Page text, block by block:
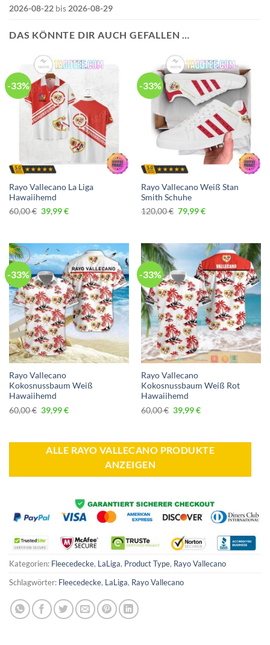
2026-08-22 bis 2026-08-29
DAS KÖNNTE DIR AUCH GEFALLEN …
-33%
Rayo Vallecano La Liga
Hawaiihemd
60,00€ Ursprünglicher
Preis
39,99€Aktueller
-33%
Rayo Vallecano Weiß Stan
Smith Schuhe
120,00€ Ursprünglicher
Preis
79,99€Aktueller
-33%
Rayo Vallecano
Kokosnussbaum Weiß
Hawaiihemd
60,00€ Ursprünglicher
Preis
39,99€Aktueller
-33%
Rayo Vallecano
Kokosnussbaum Weiß Rot
Hawaiihemd
60,00€ Ursprünglicher
Preis
39,99€Aktueller
ALLE RAYO VALLECANO PRODUKTE
ANZEIGEN
Kategorien: Fleecedecke, LaLiga, Product Type, Rayo Vallecano
Schlagwörter: Fleecedecke, LaLiga, Rayo Vallecano